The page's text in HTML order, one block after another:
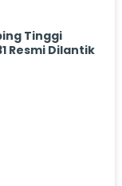
Tinggi
Resmi Dilantik